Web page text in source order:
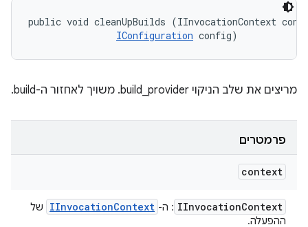
public void cleanUpBuilds (IInvocationContext
IConfiguration config)
מריצים את שלב הניקוי build_provider. משויך לאחזור ה-build.
פרמטרים
context
IInvocationContext : ה- IInvocationContext
של
ההפעלה.